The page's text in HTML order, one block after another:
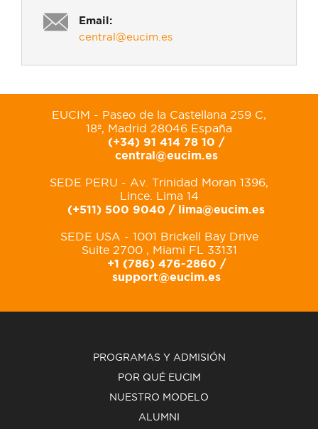
Email:
central@eucim.es
EUCIM - Paseo de la Castellana 259 C,
18º, Madrid 28046 España
(+34) 91 414 78 10 /
central@eucim.es
SEDE PERU - Av. Trinidad Moran 1396,
Lince. Lima 14
(+511) 500 9040 / lima@eucim.es
SEDE USA - 1001 Brickell Bay Drive
Suite 2700 , Miami FL 33131
+1 (786) 476-2860 /
support@eucim.es
PROGRAMAS Y ADMISIÓN
POR QUÉ EUCIM
NUESTRO MODELO
ALUMNI